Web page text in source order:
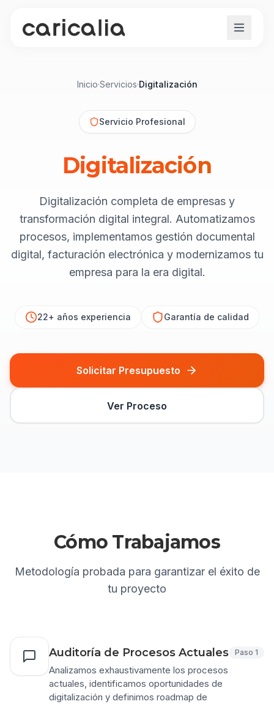
Inicio·Servicios·Digitalización
Servicio Profesional
Digitalización
Digitalización completa de empresas y
transformación digital integral. Automatizamos
procesos, implementamos gestión documental
digital, facturación electrónica y modernizamos tu
empresa para la era digital.
22+ años experiencia Garantía de calidad
Solicitar Presupuesto
Ver Proceso
Cómo Trabajamos
Metodología probada para garantizar el éxito de
tu proyecto
Auditoría de Procesos Actuales Paso 1
Analizamos exhaustivamente los procesos
actuales, identificamos oportunidades de
digitalización y definimos roadmap de